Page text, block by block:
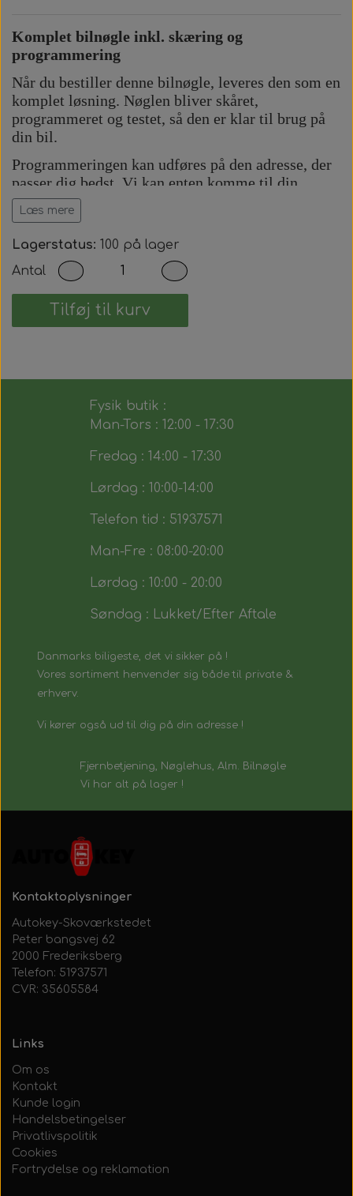
Komplet bilnøgle inkl. skæring og
programmering
Når du bestiller denne bilnøgle, leveres den som en
komplet løsning. Nøglen bliver skåret,
programmeret og testet, så den er klar til brug på
din bil.
Programmeringen kan udføres på den adresse, der
passer dig bedst. Vi kan enten komme til din
adresse eller udføre arbejdet på vores adresse efter
aftale.
Prisen inkluderer:
Komplet bilnøgle med fjernbetjening.
Præcis skæring af nøgleblad.
Programmering af startspærre (immobilizer).
Programmering af fjernbetjening.
Du modtager dermed en fuldt funktionsdygtig
bilnøgle, der fungerer på samme måde som den
Læs mere
Lagerstatus: 100 på lager
Antal
Tilføj til kurv
Fysik butik :
Man-Tors : 12:00 - 17:30
Fredag : 14:00 - 17:30
Lørdag : 10:00-14:00
Telefon tid : 51937571
Man-Fre : 08:00-20:00
Lørdag : 10:00 - 20:00
Søndag : Lukket/Efter Aftale
Danmarks biligeste, det vi sikker på !
Vores sortiment henvender sig både til private &
erhverv.
Vi kører også ud til dig på din adresse !
Fjernbetjening, Nøglehus, Alm. Bilnøgle
Vi har alt på lager !
Kontaktoplysninger
Autokey-Skoværkstedet
Peter bangsvej 62
2000 Frederiksberg
Telefon: 51937571
CVR: 35605584
Links
Om os
Kontakt
Kunde login
Handelsbetingelser
Privatlivspolitik
Cookies
Fortrydelse og reklamation